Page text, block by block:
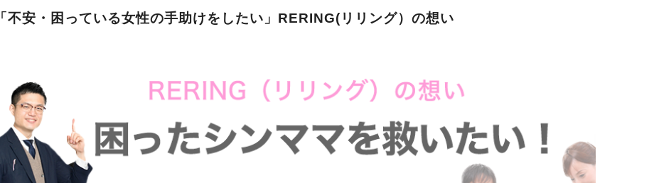
「不安・困っている女性の手助けをしたい」RERING(リリング）の想い